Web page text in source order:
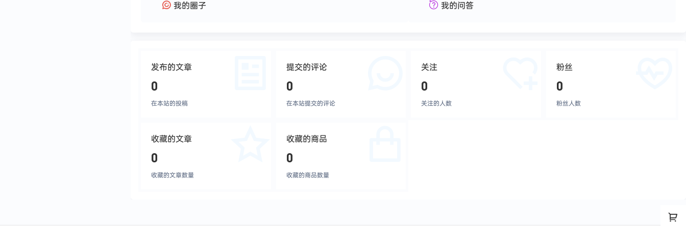
我的圈子 我的问答
发布的文章
0
在本站的投稿
提交的评论
0
在本站提交的评论
关注
0
关注的人数
粉丝
0
粉丝人数
收藏的文章
0
收藏的文章数量
收藏的商品
0
收藏的商品数量